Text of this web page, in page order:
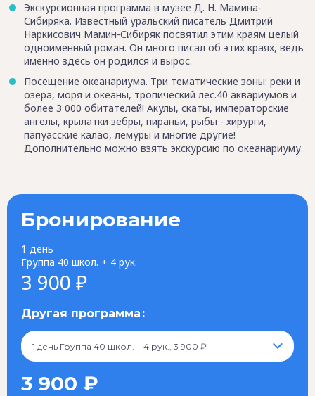
Экскурсионная программа в музее Д. Н. Мамина-
Сибиряка. Известный уральский писатель Дмитрий
Наркисович Мамин-Сибиряк посвятил этим краям целый
одноименный роман. Он много писал об этих краях, ведь
именно здесь он родился и вырос.
Посещение океанариума. Три тематические зоны: реки и
озера, моря и океаны, тропический лес.40 аквариумов и
более 3 000 обитателей! Акулы, скаты, императорские
ангелы, крылатки зебры, пираньи, рыбы - хирурги,
папуасские калао, лемуры и многие другие!
Дополнительно можно взять экскурсию по океанариуму.
Бронирование
1 день
Группа 40 школ. + 4 рук.
3 900 ₽
Другая программа
1 день Группа 40 школ. + 4 рук., 3 900 ₽
3 900 ₽